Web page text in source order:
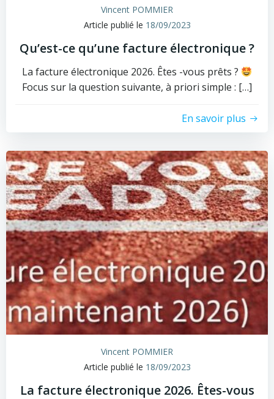
Vincent POMMIER
Article publié le 18/09/2023
Qu’est-ce qu’une facture électronique ?
La facture électronique 2026. Êtes -vous prêts ?
Focus sur la question suivante, à priori simple : […]
En savoir plus
Vincent POMMIER
Article publié le 18/09/2023
La facture électronique 2026. Êtes-vous